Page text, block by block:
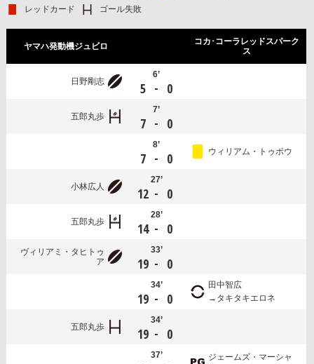
レッドカード
ゴール失敗
ヤマハ発動機ジュビロ
コカ･コーラレッドスパーク
ス
日野剛志
6’
5 - 0
五郎丸歩
7’
7 - 0
8’
7 - 0 ウィリアム・トゥポウ
小林広人
27’
12 - 0
五郎丸歩
28’
14 - 0
ヴィリアミ・タヒトゥ
ア
33’
19 - 0
34’
19 - 0
田中智広
タキタキエロネ
五郎丸歩
34’
19 - 0
37’
ジェームズ・マーシャ